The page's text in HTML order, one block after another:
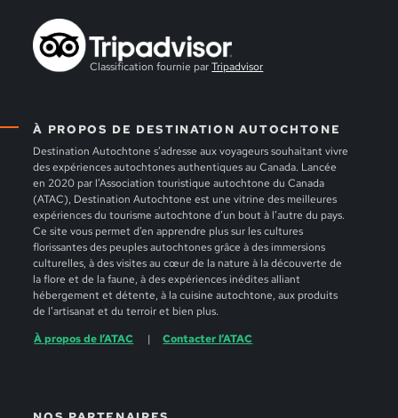
À PROPOS DE DESTINATION AUTOCHTONE
Destination Autochtone s’adresse aux voyageurs souhaitant vivre
des expériences autochtones authentiques au Canada. Lancée
en 2020 par l’Association touristique autochtone du Canada
(ATAC), Destination Autochtone est une vitrine des meilleures
expériences du tourisme autochtone d’un bout à l’autre du pays.
Ce site vous permet d’en apprendre plus sur les cultures
florissantes des peuples autochtones grâce à des immersions
culturelles, à des visites au cœur de la nature à la découverte de
la flore et de la faune, à des expériences inédites alliant
hébergement et détente, à la cuisine autochtone, aux produits
de l’artisanat et du terroir et bien plus.
À propos de l’ATAC
Contacter l’ATAC
Classification fournie parTripadvisor